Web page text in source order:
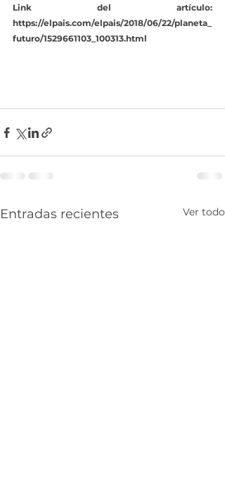
Link del artículo:
https://elpais.com/elpais/2018/06/22/planeta_
futuro/1529661103_100313.html
Entradas recientes Ver todo